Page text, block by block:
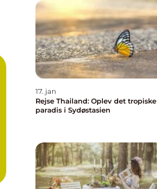
17. jan
Rejse Thailand: Oplev det tropiske
paradis i Sydøstasien